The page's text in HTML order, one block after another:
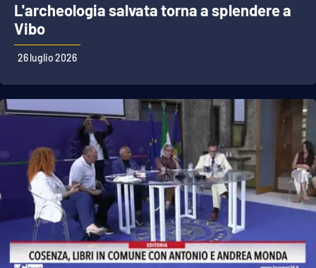
L'archeologia salvata torna a splendere a
Vibo
26 luglio 2026